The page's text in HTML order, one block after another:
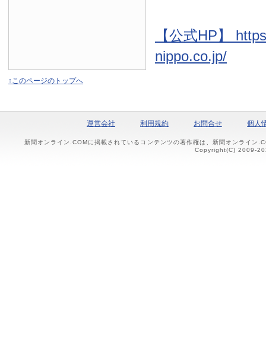
【公式HP】
nippo.co.jp/
↑このページのトップへ
運営会社 利用規約 お問合せ 個人
新聞オンライン.COMに掲載されているコンテンツの著作権は、新聞オンライン
Copyright(C) 2009-